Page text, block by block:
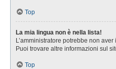
Top
La mia lingua non è nella lista!
L’amministratore potrebbe non
Puoi trovare altre informazioni sul
Top